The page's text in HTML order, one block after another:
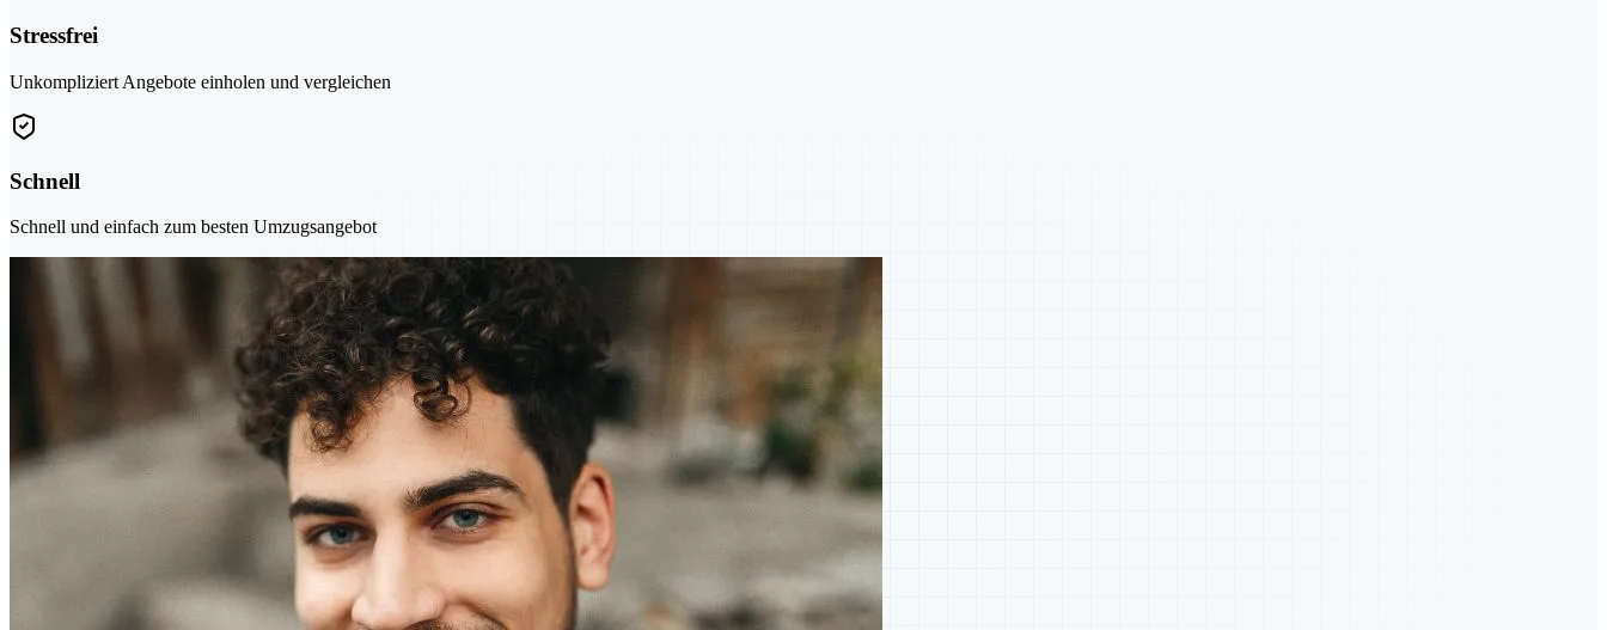
Stressfrei
Unkompliziert Angebote einholen und vergleichen
Schnell
Schnell und einfach zum besten Umzugsangebot